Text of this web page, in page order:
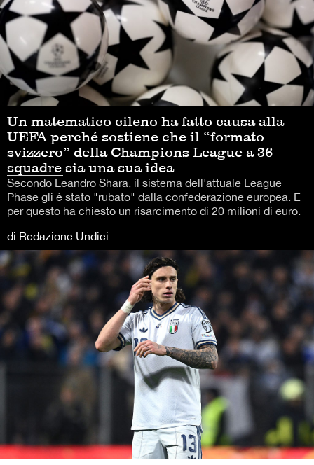
Un matematico cileno ha fatto causa alla
UEFA perché sostiene che il “formato
svizzero” della Champions League a 36
squadre sia una sua idea
Secondo Leandro Shara, il sistema dell'attuale League
Phase gli è stato "rubato" dalla confederazione europea. E
per questo ha chiesto un risarcimento di 20 milioni di euro.
di Redazione Undici